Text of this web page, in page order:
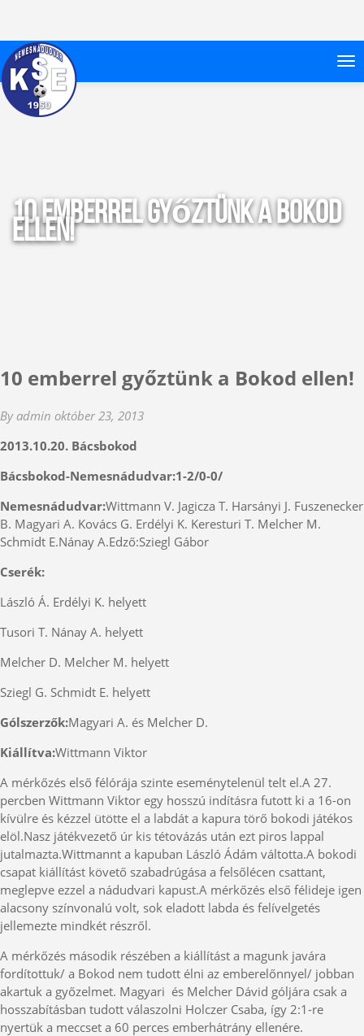
10 emberrel győztünk a Bokod
ellen!
10 emberrel győztünk a Bokod ellen!
By admin október 23, 2013
2013.10.20. Bácsbokod
Bácsbokod-Nemesnádudvar:1-2/0-0/
Nemesnádudvar:Wittmann V. Jagicza T. Harsányi J. Fuszenecker
B. Magyari A. Kovács G. Erdélyi K. Keresturi T. Melcher M.
Schmidt E.Nánay A.Edző:Sziegl Gábor
Cserék:
László Á. Erdélyi K. helyett
Tusori T. Nánay A. helyett
Melcher D. Melcher M. helyett
Sziegl G. Schmidt E. helyett
Gólszerzők:Magyari A. és Melcher D.
Kiállítva:Wittmann Viktor
A mérkőzés első félórája szinte eseménytelenül telt el.A 27.
percben Wittmann Viktor egy hosszú indításra futott ki a 16-on
kívülre és kézzel ütötte el a labdát a kapura törő bokodi játékos
elöl.Nasz játékvezető úr kis tétovázás után ezt piros lappal
jutalmazta.Wittmannt a kapuban László Ádám váltotta.A bokodi
csapat kiállítást követő szabadrúgása a felsőlécen csattant,
meglepve ezzel a nádudvari kapust.A mérkőzés első félideje igen
alacsony színvonalú volt, sok eladott labda és felívelgetés
jellemezte mindkét részről.
A mérkőzés második részében a kiállítást a magunk javára
fordítottuk/ a Bokod nem tudott élni az emberelőnnyel/ jobban
akartuk a győzelmet. Magyari és Melcher Dávid góljára csak a
hosszabításban tudott válaszolni Holczer Csaba, így 2:1-re
nyertük a meccset a 60 perces emberhátrány ellenére.